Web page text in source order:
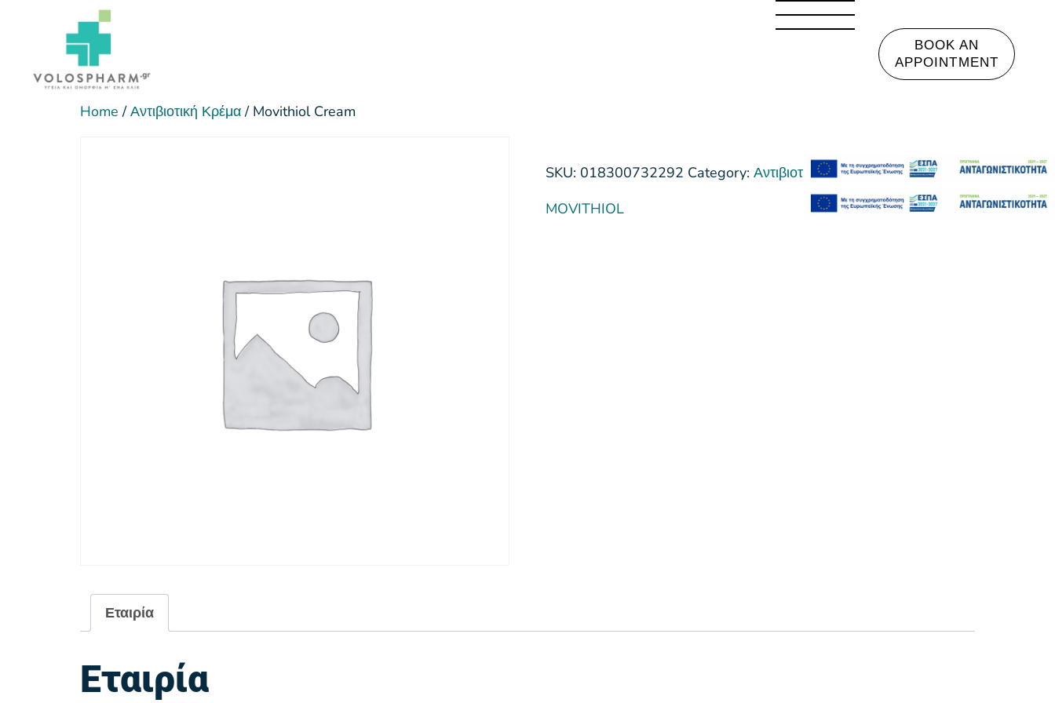
BOOK AN
APPOINTMENT
Home /Αντιβιοτική Κρέμα/ Movithiol Cream
SKU: 018300732292 Category: Αντιβιοτική Κρέμα
MOVITHIOL
Εταιρία
Εταιρία